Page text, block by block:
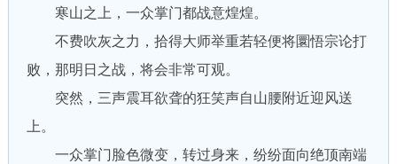
寒山之上，一众掌门都战意煌煌。
不费吹灰之力，拾得大师举重若轻便将圜悟宗论打
败，那明日之战，将会非常可观。
突然，三声震耳欲聋的狂笑声自山腰附近迎风送
上。
一众掌门脸色微变，转过身来，纷纷面向绝顶南端